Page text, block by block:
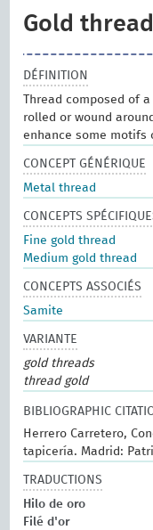
Gold thread
DÉFINITION
Thread composed of
rolled or wound
enhance some motifs
CONCEPT GÉNÉRIQUE
Metal thread
CONCEPTS
Fine gold thread
Medium gold thread
CONCEPTS ASSOCIÉS
Samite
VARIANTE
gold threads
thread gold
BIBLIOGRAPHIC
Herrero Carretero,
tapicería. Madrid:
TRADUCTIONS
Hilo de oro
Filé d'or